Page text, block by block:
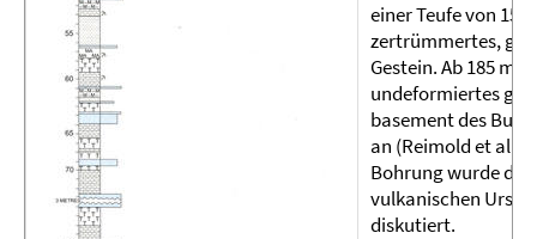
einer Teufe von
zertrümmertes,
Gestein. Ab 185 m
undeformiertes
basement des
an (Reimold et al.,
Bohrung wurde die
vulkanischen
diskutiert.